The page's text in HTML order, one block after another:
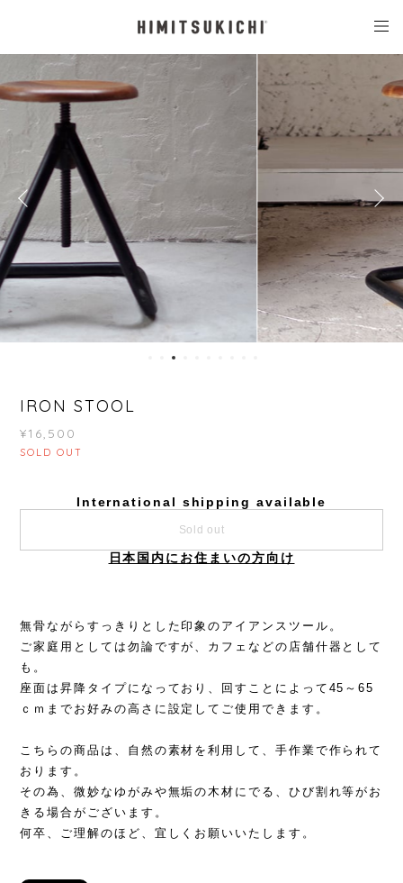
IRON STOOL
¥16,500
SOLD OUT
International shipping available
Sold out
日本国内にお住まいの方向け
無骨ながらすっきりとした印象のアイアンスツール。
ご家庭用としては勿論ですが、カフェなどの店舗什器として
も。
座面は昇降タイプになっており、回すことによって45～65
ｃｍまでお好みの高さに設定してご使用できます。
こちらの商品は、自然の素材を利用して、手作業で作られて
おります。
その為、微妙なゆがみや無垢の木材にでる、ひび割れ等がお
きる場合がございます。
何卒、ご理解のほど、宜しくお願いいたします。